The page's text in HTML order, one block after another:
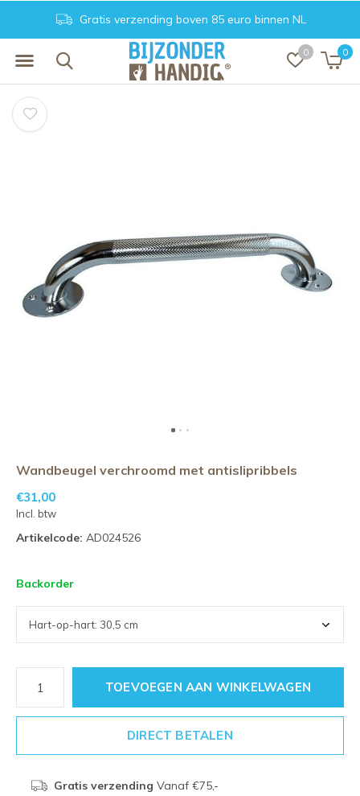
0 0
Gratis verzending boven 85 euro binnen NL
Wandbeugel verchroomd met antislipribbels
€31,00
Incl. btw
Artikelcode: AD024526
Backorder
TOEVOEGEN AAN WINKELWAGEN
DIRECT BETALEN
Gratis verzending Vanaf €75,-